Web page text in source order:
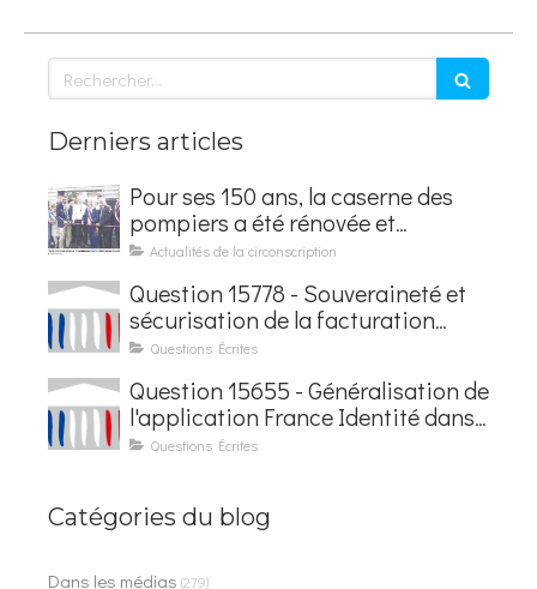
Rechercher
Derniers articles
Pour ses 150 ans, la caserne des
pompiers a été rénovée et
baptisée au nom d'Hubert
Actualités de la circonscription
Question 15778 - Souveraineté et
sécurisation de la facturation
électronique
Questions Écrites
Question 15655 - Généralisation de
l'application France Identité dans
les contrôles du quotidien
Questions Écrites
Catégories du blog
Dans les médias (279)